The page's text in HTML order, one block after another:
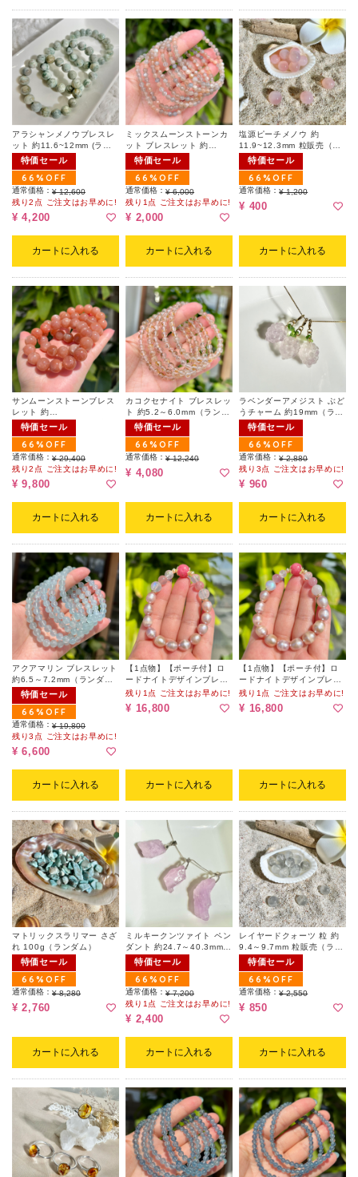
アラシャンメノウブレスレ
ット 約11.6~12mm (ラン
ダム)
特価セール
66%OFF
通常価格： ¥ 12,600
残り2点 ご注文はお早めに!
¥ 4,200
カートに入れる
ミックスムーンストーンカ
ット ブレスレット 約
4mm（ランダム）
特価セール
66%OFF
通常価格：¥ 6,000
残り1点 ご注文はお早めに!
¥ 2,000
カートに入れる
塩源ピーチメノウ 約
11.9~12.3mm 粒販売（ラ
ンダム）
特価セール
66%OFF
通常価格：¥ 1,200
¥ 400
カートに入れる
サンムーンストーンブレス
レット 約
13.2~13.6mm（ランダ
ム）
特価セール
66%OFF
通常価格： ¥ 29,400
残り2点 ご注文はお早めに!
¥ 9,800
カートに入れる
カコクセナイト ブレスレッ
ト 約5.2～6.0mm（ランダ
ム）
特価セール
66%OFF
通常価格：¥ 12,240
¥ 4,080
カートに入れる
ラベンダーアメジスト ぶど
うチャーム 約19mm（ラン
ダム｜真鍮）
特価セール
66%OFF
通常価格：¥ 2,880
残り3点 ご注文はお早めに!
¥ 960
カートに入れる
アクアマリン ブレスレット
約6.5～7.2mm（ランダ
ム）
特価セール
66%OFF
通常価格： ¥ 19,800
残り3点 ご注文はお早めに!
¥ 6,600
カートに入れる
【1点物】【ポーチ付】ロ
ードナイトデザインブレス
レット 002
残り1点 ご注文はお早めに!
¥ 16,800
カートに入れる
【1点物】【ポーチ付】ロ
ードナイトデザインブレス
レット 001
残り1点 ご注文はお早めに!
¥ 16,800
カートに入れる
マトリックスラリマー さざ
れ 100g（ランダム）
特価セール
66%OFF
通常価格： ¥ 8,280
¥ 2,760
カートに入れる
ミルキークンツァイト ペン
ダント 約24.7～40.3mm
（ランダム）
特価セール
66%OFF
通常価格：¥ 7,200
残り1点 ご注文はお早めに!
¥ 2,400
カートに入れる
レイヤードクォーツ 粒 約
9.4～9.7mm 粒販売（ラン
ダム）
特価セール
66%OFF
通常価格：¥ 2,550
¥ 850
カートに入れる